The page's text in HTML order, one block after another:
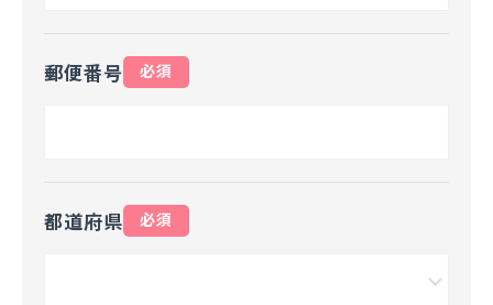
郵便番号 必須
都道府県 必須